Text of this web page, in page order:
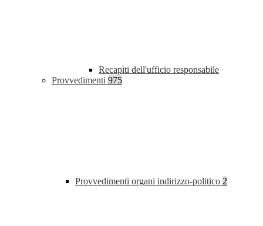
Recapiti dell'ufficio responsabile
Provvedimenti 975
Provvedimenti organi indirizzo-politico 2